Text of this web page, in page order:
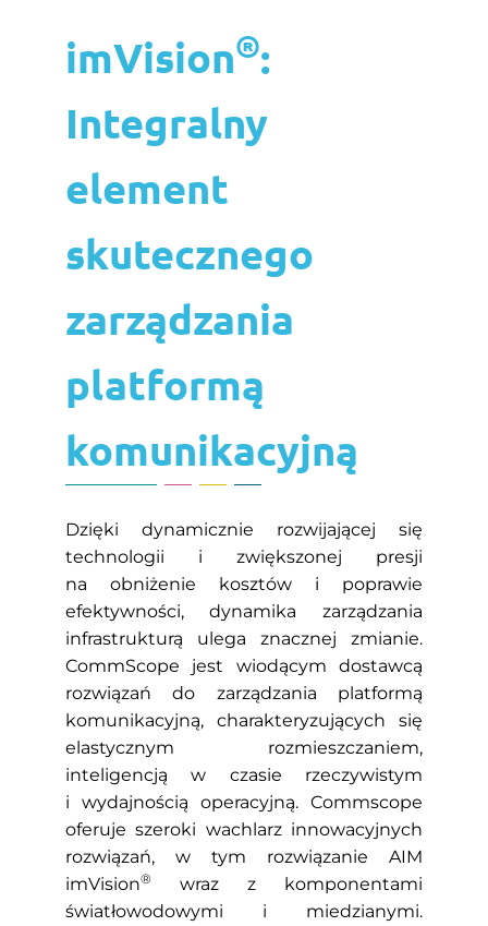
imVision®:
Integralny
element
skutecznego
zarządzania
platformą
komunikacyjną
Dzięki dynamicznie rozwijającej się
technologii i zwiększonej presji
na obniżenie kosztów i poprawie
efektywności, dynamika zarządzania
infrastrukturą ulega znacznej zmianie.
CommScope jest wiodącym dostawcą
rozwiązań do zarządzania platformą
komunikacyjną, charakteryzujących się
elastycznym rozmieszczaniem,
inteligencją w czasie rzeczywistym
i wydajnością operacyjną. Commscope
oferuje szeroki wachlarz innowacyjnych
rozwiązań, w tym rozwiązanie AIM
imVision®
wraz z komponentami
światłowodowymi i miedzianymi.